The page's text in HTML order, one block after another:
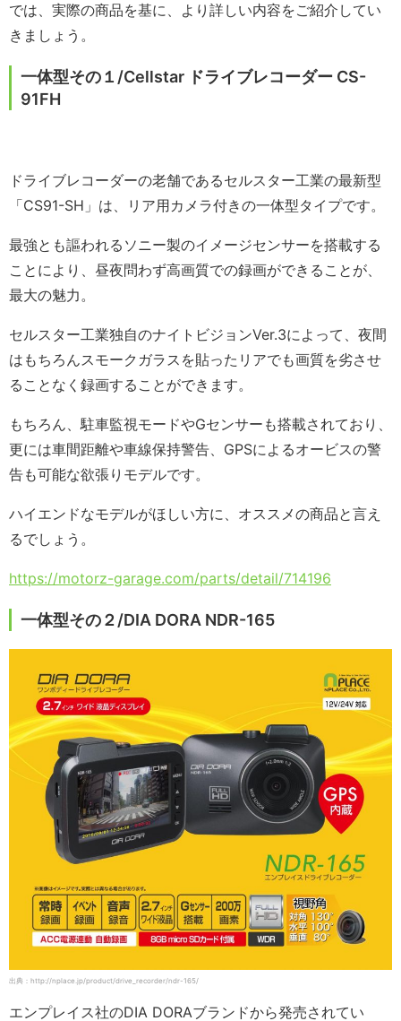
では、実際の商品を基に、より詳しい内容をご紹介してい
きましょう。
一体型その１/Cellstar ドライブレコーダー CS-
91FH
ドライブレコーダーの老舗であるセルスター工業の最新型
「CS91-SH」は、リア用カメラ付きの一体型タイプです。
最強とも謳われるソニー製のイメージセンサーを搭載する
ことにより、昼夜問わず高画質での録画ができることが、
最大の魅力。
セルスター工業独自のナイトビジョンVer.3によって、夜間
はもちろんスモークガラスを貼ったリアでも画質を劣させ
ることなく録画することができます。
もちろん、駐車監視モードやGセンサーも搭載されており、
更には車間距離や車線保持警告、GPSによるオービスの警
告も可能な欲張りモデルです。
ハイエンドなモデルがほしい方に、オススメの商品と言え
るでしょう。
https://motorz-garage.com/parts/detail/714196
一体型その２/DIA DORA NDR-165
出典：http://nplace.jp/product/drive_recorder/ndr-165/
エンプレイス社のDIA DORAブランドから発売されてい